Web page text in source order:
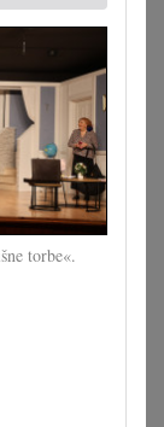
torbe«.